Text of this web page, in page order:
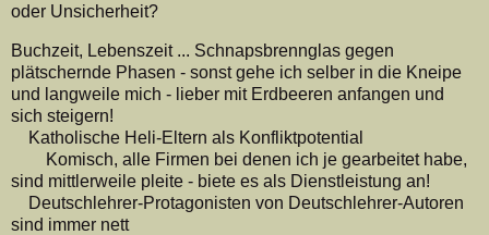
oder Unsicherheit?
Buchzeit, Lebenszeit ... Schnapsbrennglas gegen
plätschernde Phasen - sonst gehe ich selber in die Kneipe
und langweile mich - lieber mit Erdbeeren anfangen und
sich steigern!
Katholische Heli-Eltern als Konfliktpotential
Komisch, alle Firmen bei denen ich je gearbeitet habe,
sind mittlerweile pleite - biete es als Dienstleistung an!
Deutschlehrer-Protagonisten von Deutschlehrer-Autoren
sind immer nett